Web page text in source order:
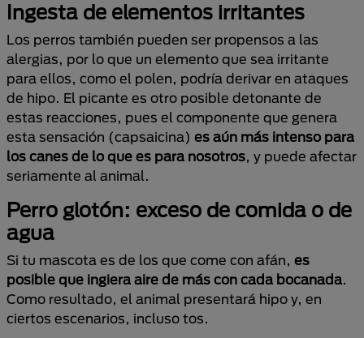
Ingesta de elementos irritantes
Los perros también pueden ser propensos a las
alergias, por lo que un elemento que sea irritante
para ellos, como el polen, podría derivar en ataques
de hipo. El picante es otro posible detonante de
estas reacciones, pues el componente que genera
esta sensación (capsaicina) es aún más intenso para
los canes de lo que es para nosotros, y puede afectar
seriamente al animal.
Perro glotón: exceso de comida o de
agua
Si tu mascota es de los que come con afán, es
posible que ingiera aire de más con cada bocanada.
Como resultado, el animal presentará hipo y, en
ciertos escenarios, incluso tos.